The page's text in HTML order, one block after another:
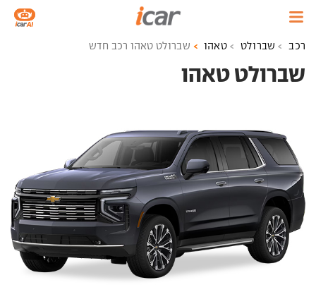
רכב שברולט טאהו שברולט טאהו רכב חדש
שברולט טאהו ‏